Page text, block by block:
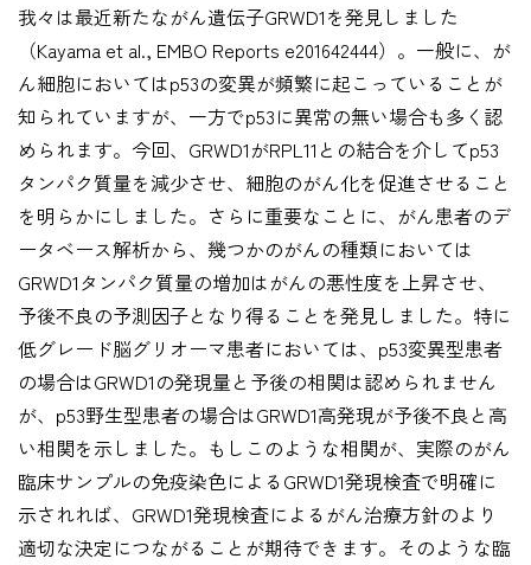
我々は最近新たながん遺伝子GRWD1を発見しました
（Kayama et al., EMBO Reports e201642444）。一般に、が
ん細胞においてはp53の変異が頻繁に起こっていることが
知られていますが、一方でp53に異常の無い場合も多く認
められます。今回、GRWD1がRPL11との結合を介してp53
タンパク質量を減少させ、細胞のがん化を促進させること
を明らかにしました。さらに重要なことに、がん患者のデ
ータベース解析から、幾つかのがんの種類においては
GRWD1タンパク質量の増加はがんの悪性度を上昇させ、
予後不良の予測因子となり得ることを発見しました。特に
低グレード脳グリオーマ患者においては、p53変異型患者
の場合はGRWD1の発現量と予後の相関は認められません
が、p53野生型患者の場合はGRWD1高発現が予後不良と高
い相関を示しました。もしこのような相関が、実際のがん
臨床サンプルの免疫染色によるGRWD1発現検査で明確に
示されれば、GRWD1発現検査によるがん治療方針のより
適切な決定につながることが期待できます。そのような臨